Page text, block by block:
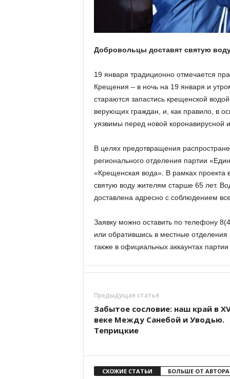
Добровольцы доставят святую
19 января традиционно отмечается
Крещения – в ночь на 19 января и
стараются запастись крещенской
верующих граждан, и, как правило, в
уязвимы перед новой коронавирусной
В целях предотвращения
регионального отделения партии
«Крещенская вода». В рамках проекта
святую воду жителям старше 65 лет.
доставлена адресно с соблюдением
Заявку можно оставить по телефону
или обратившись в местные
также в официальных аккаунтах
Предыдущая статья
Забытое сословие: наш край в
веке Между Санебой и Уводью.
Теприцкие
СХОЖИЕ СТАТЬИ БОЛЬШЕ ОТ АВТОРА